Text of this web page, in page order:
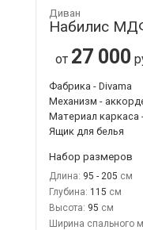
Диван
Набилис
от 27 000
Фабрика - Divama
Механизм -
Материал
Ящик для белья
Набор размеров
Длина: 95 - 205
Глубина: 115
Высота: 95
Ширина спального